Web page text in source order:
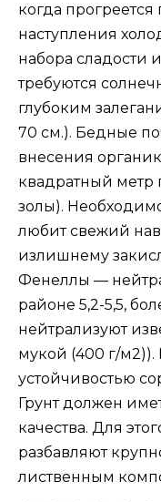
когда
наступления
набора сладости
требуются
глубоким
70 см.). Бедные
внесения
квадратный метр
золы).
любит свежий
излишнему
Фенеллы —
районе 5,2-5,5,
нейтрализуют
мукой (400 г/м2)).
устойчивостью
Грунт должен
качества. Для
разбавляют
лиственным